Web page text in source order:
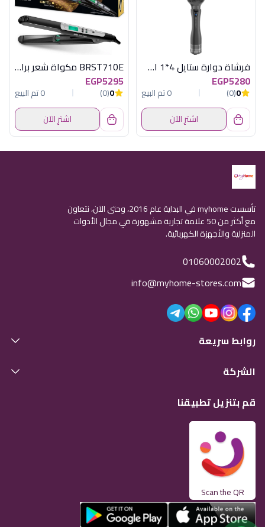
فرشاة دوارة ستايل 4*1 اسود راش براش
EGP5280
0
(0)
0 تم البيع
اشترِ الآن
BRST710E مكواة شعر براون
EGP5295
0
(0)
0 تم البيع
اشترِ الآن
تأسست myhome في البداية عام 2016، وحتى الآن، نتعاون
مع أكثر من 50 علامة تجارية مشهورة في مجال الأدوات
المنزلية والأجهزة الكهربائية.
01060002002
info@myhome-stores.com
روابط سريعة
الشركة
قم بتنزيل تطبيقنا
Scan the QR